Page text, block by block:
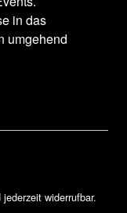
in das
umgehend
widerrufbar.